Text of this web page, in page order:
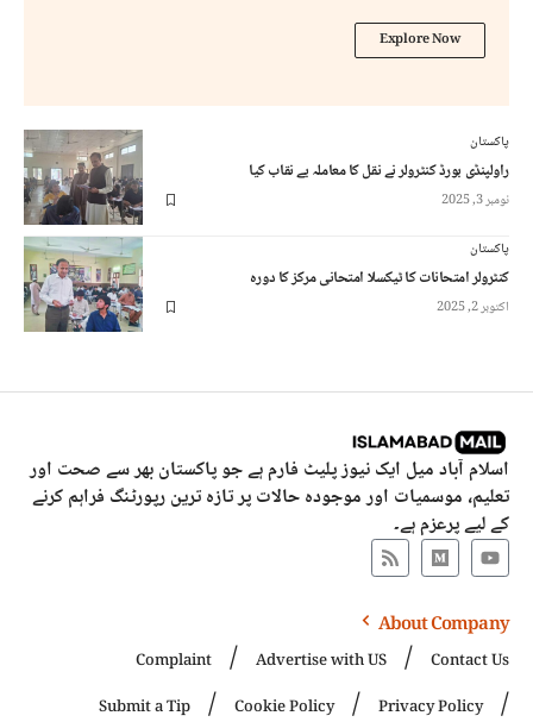
Explore Now
پاکستان
راولپنڈی بورڈ کنٹرولر نے نقل کا معاملہ بے نقاب کیا
نومبر 3, 2025
پاکستان
کنٹرولر امتحانات کا ٹیکسلا امتحانی مرکز کا دورہ
اکتوبر 2, 2025
اسلام آباد میل ایک نیوز پلیٹ فارم ہے جو پاکستان بھر سے صحت اور
تعلیم، موسمیات اور موجودہ حالات پر تازہ ترین رپورٹنگ فراہم کرنے
کے لیے پرعزم ہے۔
About Company
Contact Us
Advertise with US
Complaint
Privacy Policy
Cookie Policy
Submit a Tip